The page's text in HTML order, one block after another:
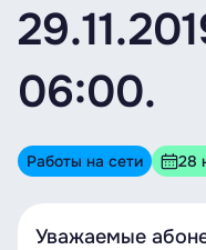
06:00.
Работы на сети 28
Уважаемые